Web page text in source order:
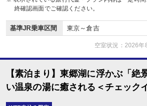
終確認画面でご確認ください。
基準JR乗車区間 東京～倉吉
空室状況：2026
【素泊まり】東郷湖に浮かぶ「絶
い温泉の湯に癒される＜チェック